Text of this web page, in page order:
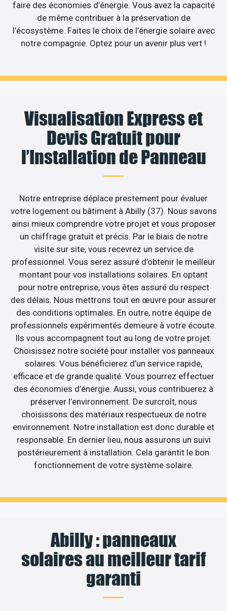
faire des économies d’énergie. Vous avez la capacité
de même contribuer à la préservation de
l’écosystème. Faites le choix de l’énergie solaire avec
notre compagnie. Optez pour un avenir plus vert !
Visualisation Express et
Devis Gratuit pour
l’Installation de Panneau
Notre entreprise déplace prestement pour évaluer
votre logement ou bâtiment à Abilly (37). Nous savons
ainsi mieux comprendre votre projet et vous proposer
un chiffrage gratuit et précis. Par le biais de notre
visite sur site, vous recevrez un service de
professionnel. Vous serez assuré d’obtenir le meilleur
montant pour vos installations solaires. En optant
pour notre entreprise, vous êtes assuré du respect
des délais. Nous mettrons tout en œuvre pour assurer
des conditions optimales. En outre, notre équipe de
professionnels expérimentés demeure à votre écoute.
Ils vous accompagnent tout au long de votre projet.
Choisissez notre société pour installer vos panneaux
solaires. Vous bénéficierez d’un service rapide,
efficace et de grande qualité. Vous pourrez effectuer
des économies d’énergie. Aussi, vous contribuerez à
préserver l’environnement. De surcroît, nous
choisissons des matériaux respectueux de notre
environnement. Notre installation est donc durable et
responsable. En dernier lieu, nous assurons un suivi
postérieurement à installation. Cela garantit le bon
fonctionnement de votre système solaire.
Abilly : panneaux
solaires au meilleur tarif
garanti